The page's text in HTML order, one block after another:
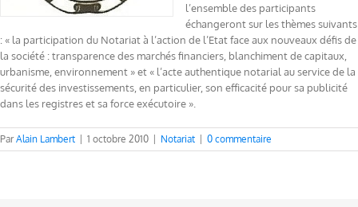
l’ensemble des participants
échangeront sur les thèmes suivants
: « la participation du Notariat à l’action de l’Etat face aux nouveaux défis de
la société : transparence des marchés financiers, blanchiment de capitaux,
urbanisme, environnement » et « l’acte authentique notarial au service de la
sécurité des investissements, en particulier, son efficacité pour sa publicité
dans les registres et sa force exécutoire ».
ParAlain Lambert 1 octobre 2010 Notariat 0 commentaire